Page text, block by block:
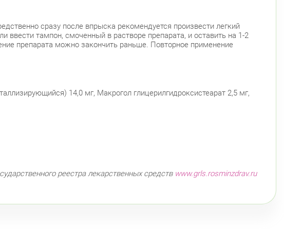
сразу после впрыска рекомендуется произвести легкий
ввести тампон, смоченный в растворе препарата, и оставить на 1-2
препарата можно закончить раньше. Повторное применение
14,0 мг, Макрогол глицерилгидроксистеарат 2,5 мг,
реестра лекарственных средств www.grls.rosminzdrav.ru